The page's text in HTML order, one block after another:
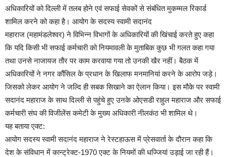
अधिकारियों को दिल्ली में तलब होने एवं सफाई सेवकों से संबंधित मुकम्मल रिकार्ड
शामिल करने को कहा है। आयोग के सदस्य स्वामी सदानंद
महाराज (महामंडलेश्वर) ने विभिन्न विभागों के अधिकारियों की खिंचाई करते हुए कहा
कि यदि किसी भी सफाई कर्मचारी को नियमावली के मुताबिक कुछ भी गलत कहा गया
तथा उनसे नाजायज तौर पर काम करवाया गया तो उनकी खैर नहीं। बैठक में
अधिकारियों ने नगर कौंसिल के प्रधान के खिलाफ मनमानियां करने के आरोप जड़े।
जिसको लेकर आयोग ने जल्दि ही सबक सिखाने का ऐलान किया। इस मौके पर स्वामी
सदानंद महाराज के साथ दिल्ली से पहुंचे हुए उनके ओएसडी राहुल महाराज और सफाई
कर्मचारी संघ की विजीलेंस कमेटी के मुख्य अधिकारी नीलकंठ भी शामिल थे।
यह बताया एक्ट:
आयोग सदस्य स्वामी सदानंद महाराज ने रेस्टहाऊस में प्रेसवार्ता के दौरान कहा कि
देश के संविधान में कान्ट्रेक्ट-1970 एक्ट के नियमों की धज्जियां उड़ाई जा रही हैं।